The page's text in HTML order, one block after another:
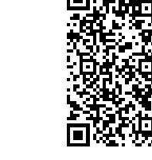
生产流通（配送）企
是构建以信用为基础的
万户次，拦截失信
罚信息，按照分级分类
省级“互联网+监管”系
及登记21.97万项，检